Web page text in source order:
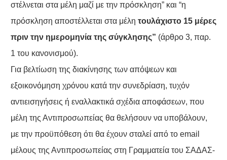
στέλνεται στα μέλη μαζί με την πρόσκληση” και “η
πρόσκληση αποστέλλεται στα μέλη τουλάχιστο 15 μέρες
πριν την ημερομηνία της σύγκλησης” (άρθρο 3, παρ.
1 του κανονισμού).
Για βελτίωση της διακίνησης των απόψεων και
εξοικονόμηση χρόνου κατά την συνεδρίαση, τυχόν
αντιεισηγήσεις ή εναλλακτικά σχέδια αποφάσεων, που
μέλη της Αντιπροσωπείας θα θελήσουν να υποβάλουν,
με την προϋπόθεση ότι θα έχουν σταλεί από το email
μέλους της Αντιπροσωπείας στη Γραμματεία του ΣΑΔΑΣ-